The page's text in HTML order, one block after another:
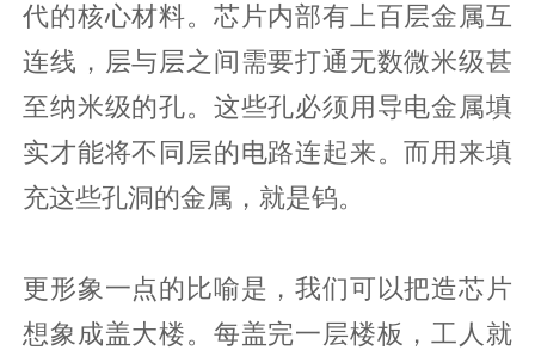
代的核心材料。芯片内部有上百层金属互
连线，层与层之间需要打通无数微米级甚
至纳米级的孔。这些孔必须用导电金属填
实才能将不同层的电路连起来。而用来填
充这些孔洞的金属，就是钨。
更形象一点的比喻是，我们可以把造芯片
想象成盖大楼。每盖完一层楼板，工人就